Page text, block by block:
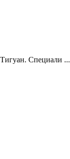
Специали ...